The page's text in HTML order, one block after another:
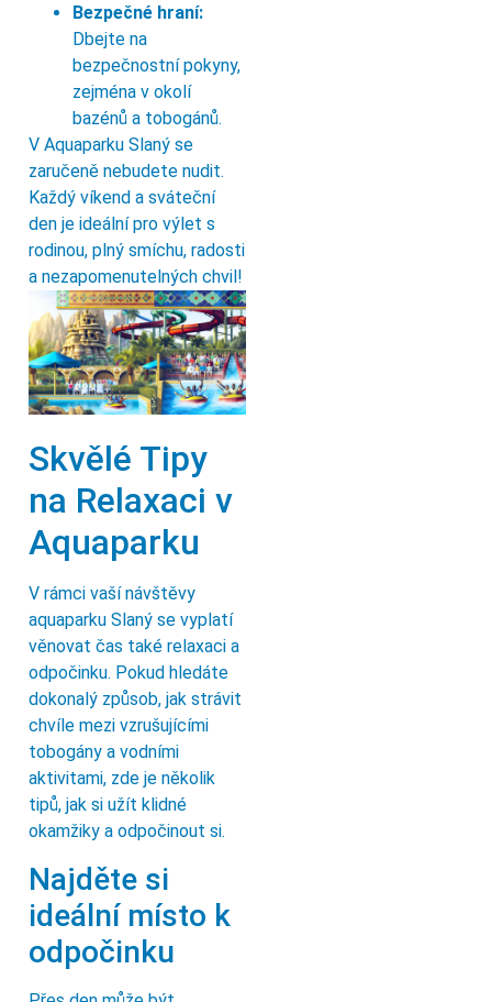
Bezpečné hraní:
Dbejte na
bezpečnostní pokyny,
zejména v okolí
bazénů a tobogánů.
V Aquaparku Slaný se
zaručeně nebudete nudit.
Každý víkend a sváteční
den je ideální pro výlet s
rodinou, plný smíchu, radosti
a nezapomenutelných chvil!
Skvělé Tipy
na Relaxaci v
Aquaparku
V rámci vaší návštěvy
aquaparku Slaný se vyplatí
věnovat čas také relaxaci a
odpočinku. Pokud hledáte
dokonalý způsob, jak strávit
chvíle mezi vzrušujícími
tobogány a vodními
aktivitami, zde je několik
tipů, jak si užít klidné
okamžiky a odpočinout si.
Najděte si
ideální místo k
odpočinku